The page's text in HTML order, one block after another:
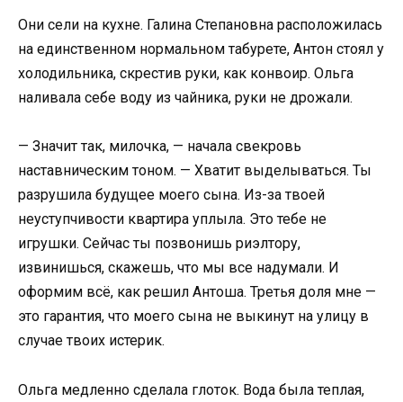
Они сели на кухне. Галина Степановна расположилась
на единственном нормальном табурете, Антон стоял у
холодильника, скрестив руки, как конвоир. Ольга
наливала себе воду из чайника, руки не дрожали.
— Значит так, милочка, — начала свекровь
наставническим тоном. — Хватит выделываться. Ты
разрушила будущее моего сына. Из-за твоей
неуступчивости квартира уплыла. Это тебе не
игрушки. Сейчас ты позвонишь риэлтору,
извинишься, скажешь, что мы все надумали. И
оформим всё, как решил Антоша. Третья доля мне —
это гарантия, что моего сына не выкинут на улицу в
случае твоих истерик.
Ольга медленно сделала глоток. Вода была теплая,